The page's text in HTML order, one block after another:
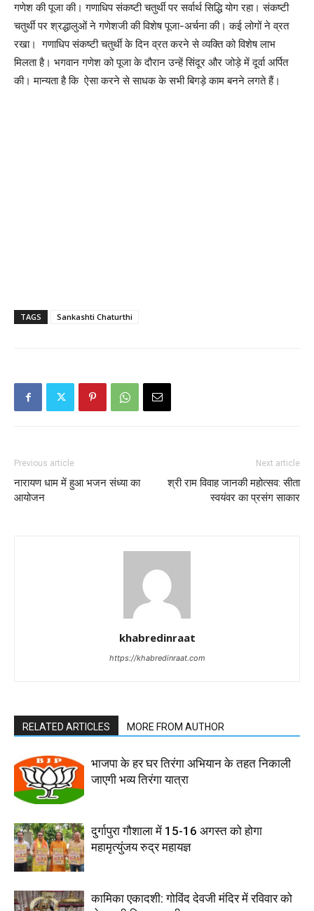
गणेश की पूजा की। गणाधिप संकष्टी चतुर्थी पर सर्वार्थ सिद्धि योग रहा। संकष्टी
चतुर्थी पर श्रद्धालुओं ने गणेशजी की विशेष पूजा-अर्चना की। कई लोगों ने व्रत
रखा। गणाधिप संकष्टी चतुर्थी के दिन व्रत करने से व्यक्ति को विशेष लाभ
मिलता है। भगवान गणेश को पूजा के दौरान उन्हें सिंदूर और जोड़े में दूर्वा अर्पित
की। मान्यता है कि ऐसा करने से साधक के सभी बिगड़े काम बनने लगते हैं।
TAGS Sankashti Chaturthi
Previous article
नारायण धाम में हुआ भजन संध्या का
आयोजन
Next article
श्री राम विवाह जानकी महोत्सव: सीता
स्वयंवर का प्रसंग साकार
khabredinraat
https://khabredinraat.com
RELATED ARTICLES MORE FROM AUTHOR
भाजपा के हर घर तिरंगा अभियान के तहत निकाली
जाएगी भव्य तिरंगा यात्रा
दुर्गापुरा गौशाला में 15-16 अगस्त को होगा
महामृत्युंजय रुद्र महायज्ञ
कामिका एकादशी: गोविंद देवजी मंदिर में रविवार को